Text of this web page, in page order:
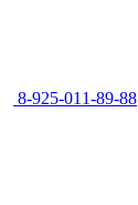
8-925-011-89-88